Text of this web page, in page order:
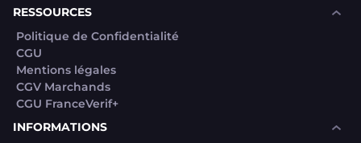
RESSOURCES
Politique de Confidentialité
CGU
Mentions légales
CGV Marchands
CGU FranceVerif+
INFORMATIONS